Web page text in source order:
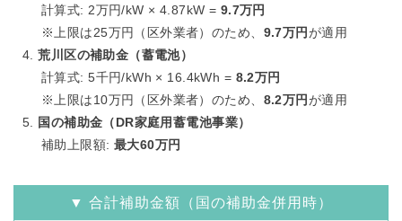
計算式: 2万円/kW × 4.87kW = 9.7万円
※上限は25万円（区外業者）のため、 9.7万円が適用
荒川区の補助金（蓄電池）
計算式: 5千円/kWh × 16.4kWh = 8.2万円
※上限は10万円（区外業者）のため、 8.2万円が適用
国の補助金（DR家庭用蓄電池事業）
補助上限額: 最大60万円
▼ 合計補助金額（国の補助金併用時）